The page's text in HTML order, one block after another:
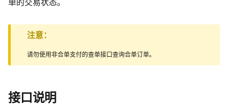
单的交易状态。
注意：
请勿使用非合单支付的查单接口查询合单订单。
接口说明